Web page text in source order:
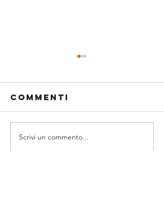
PROMO GAF,
Commenti
Scrivi un commento...